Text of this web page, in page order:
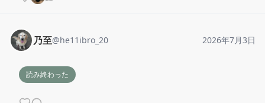
乃至@he11ibro_20 2026年7月3日
読み終わった